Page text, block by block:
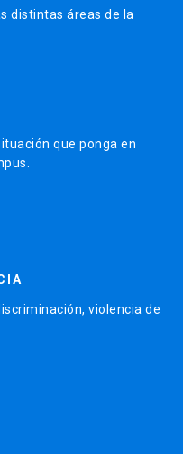
distintas áreas de la
que ponga en
violencia de